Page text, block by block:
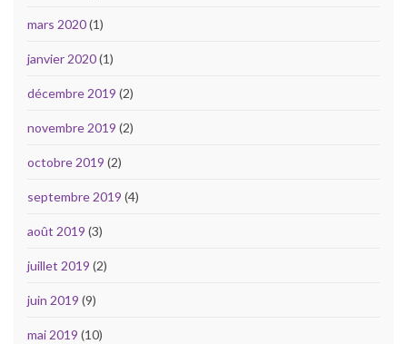
mars 2020(1)
janvier 2020(1)
décembre 2019 (2)
novembre 2019 (2)
octobre 2019 (2)
septembre 2019 (4)
août 2019 (3)
juillet 2019 (2)
juin 2019 (9)
mai 2019 (10)